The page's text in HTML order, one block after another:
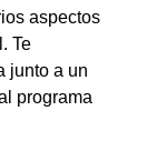
aspectos
Te
junto a un
programa